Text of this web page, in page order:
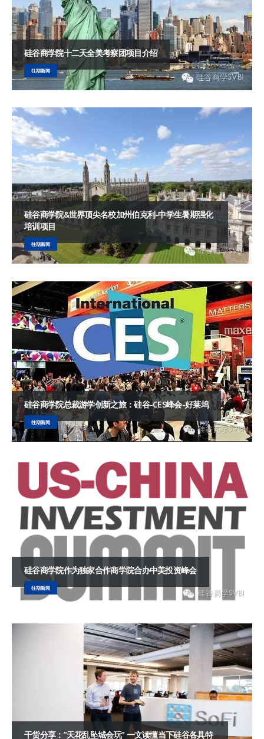
硅谷商学院十二天全美考察团项目介绍
往期新闻
硅谷商学院&世界顶尖名校加州伯克利-中学生暑期强化
培训项目
往期新闻
硅谷商学院总裁游学创新之旅：硅谷-CES峰会-好莱坞
往期新闻
硅谷商学院作为独家合作商学院合办中美投资峰会
往期新闻
干货分享：”天花乱坠城会玩” 一文读懂当下硅谷各具特